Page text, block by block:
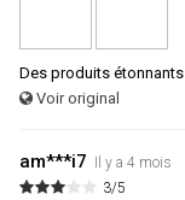
Des produits étonnants
Voir original
am***i7
Il y a 4 mois
3/5